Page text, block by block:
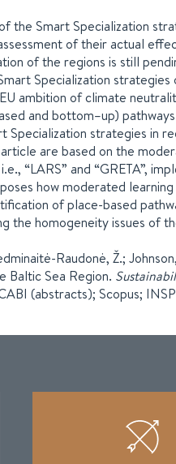
the Smart Specialization
of their actual
of the regions is still
Specialization
ambition of climate
and bottom–up)
Specialization strategies in
are based on the
“LARS” and “GRETA”,
how moderated
of place-based
the homogeneity issues of
Raudonė, Ž.;
Baltic Sea Region.
(abstracts); Scopus;